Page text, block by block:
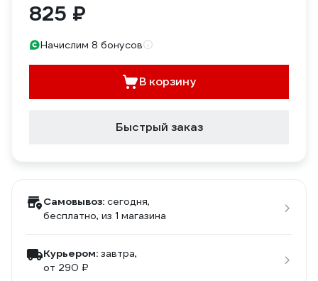
825 ₽
Начислим 8 бонусов
В корзину
Быстрый заказ
Самовывоз: сегодня,
бесплатно, из 1 магазина
Курьером: завтра,
от 290 ₽